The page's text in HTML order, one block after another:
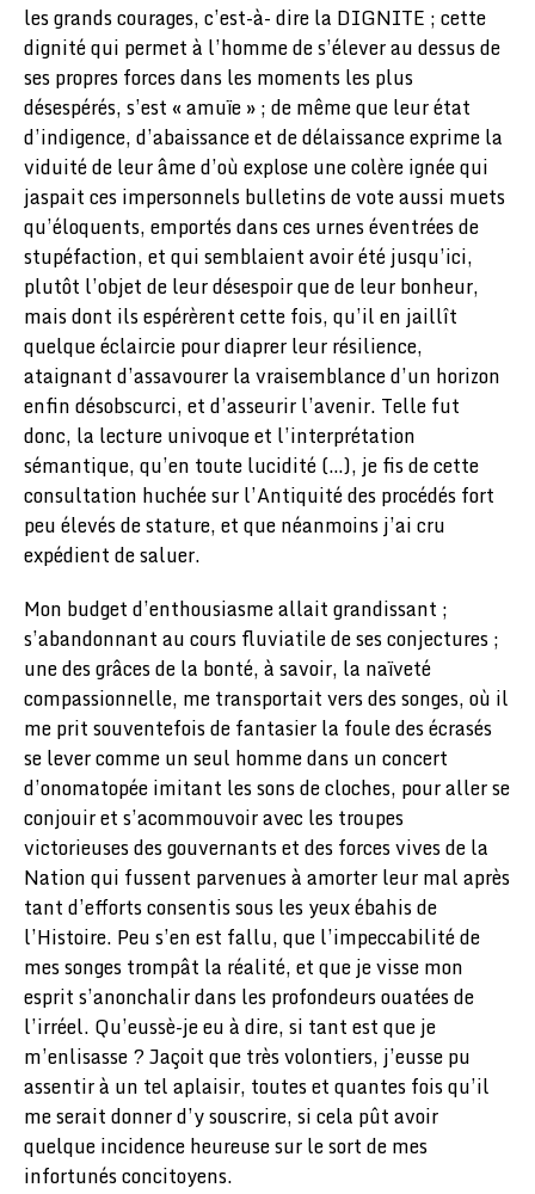
les grands courages, c’est-à- dire la DIGNITE ; cette
dignité qui permet à l’homme de s’élever au dessus de
ses propres forces dans les moments les plus
désespérés, s’est « amuïe » ; de même que leur état
d’indigence, d’abaissance et de délaissance exprime la
viduité de leur âme d’où explose une colère ignée qui
jaspait ces impersonnels bulletins de vote aussi muets
qu’éloquents, emportés dans ces urnes éventrées de
stupéfaction, et qui semblaient avoir été jusqu’ici,
plutôt l’objet de leur désespoir que de leur bonheur,
mais dont ils espérèrent cette fois, qu’il en jaillît
quelque éclaircie pour diaprer leur résilience,
ataignant d’assavourer la vraisemblance d’un horizon
enfin désobscurci, et d’asseurir l’avenir. Telle fut
donc, la lecture univoque et l’interprétation
sémantique, qu’en toute lucidité (…), je fis de cette
consultation huchée sur l’Antiquité des procédés fort
peu élevés de stature, et que néanmoins j’ai cru
expédient de saluer.
Mon budget d’enthousiasme allait grandissant ;
s’abandonnant au cours fluviatile de ses conjectures ;
une des grâces de la bonté, à savoir, la naïveté
compassionnelle, me transportait vers des songes, où il
me prit souventefois de fantasier la foule des écrasés
se lever comme un seul homme dans un concert
d’onomatopée imitant les sons de cloches, pour aller se
conjouir et s’acommouvoir avec les troupes
victorieuses des gouvernants et des forces vives de la
Nation qui fussent parvenues à amorter leur mal après
tant d’efforts consentis sous les yeux ébahis de
l’Histoire. Peu s’en est fallu, que l’impeccabilité de
mes songes trompât la réalité, et que je visse mon
esprit s’anonchalir dans les profondeurs ouatées de
l’irréel. Qu’eussè-je eu à dire, si tant est que je
m’enlisasse ? Jaçoit que très volontiers, j’eusse pu
assentir à un tel aplaisir, toutes et quantes fois qu’il
me serait donner d’y souscrire, si cela pût avoir
quelque incidence heureuse sur le sort de mes
infortunés concitoyens.